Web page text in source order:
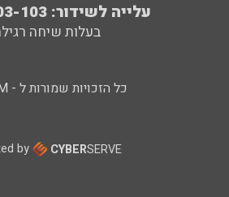
עלייה לשידור: 0552-103-103
בעלות שיחה
כל הזכויות שמורות ל - 103FM
by CYBERSERVE